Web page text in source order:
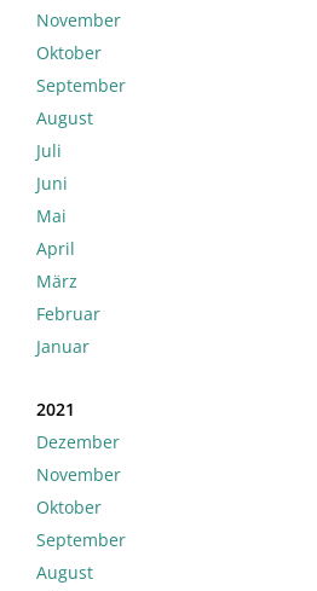
November
Oktober
September
August
Juli
Juni
Mai
April
März
Februar
Januar
2021
Dezember
November
Oktober
September
August